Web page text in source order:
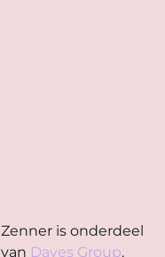
Zenner is onderdeel
van Dayes Group.